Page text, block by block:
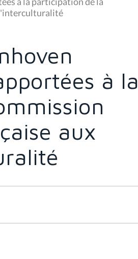
l'interculturalité
à la
aux